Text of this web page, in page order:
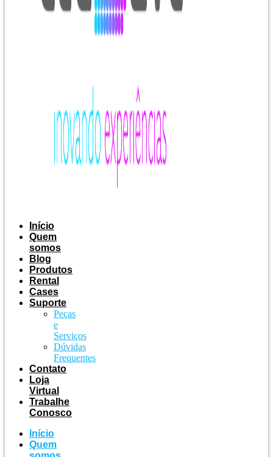
Início
Quem
somos
Blog
Produtos
Rental
Cases
Suporte
Peças
e
Serviços
Dúvidas
Frequentes
Contato
Loja
Virtual
Trabalhe
Conosco
Início
Quem